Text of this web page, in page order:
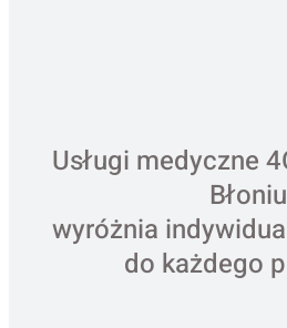
Usługi medyczne
Błoniu
wyróżnia
do każdego